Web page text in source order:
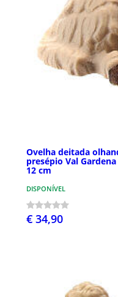
Ovelha deitada
presépio Val
12 cm
DISPONÍVEL
€ 34,90